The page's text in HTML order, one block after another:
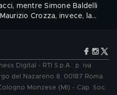
mentre Simone Baldelli
Crozza, invece, la
Digital - RTI S.p.A.: p. iva
del Nazareno 8, 00187 Roma.
Monzese (MI) - Cap. Soc.